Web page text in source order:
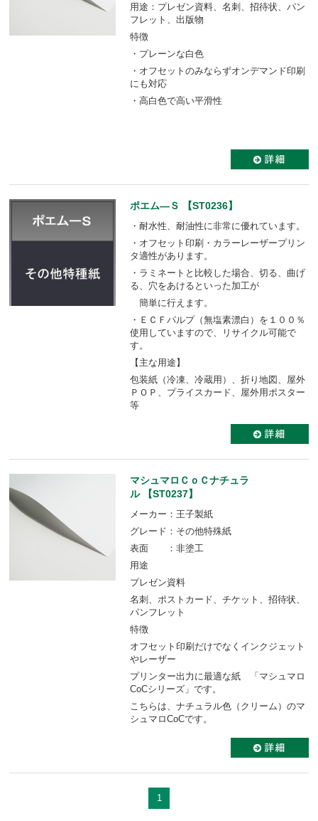
用途：プレゼン資料、名刺、招待状、パン
フレット、出版物
特徴
・プレーンな白色
・オフセットのみならずオンデマンド印刷
にも対応
・高白色で高い平滑性
ポエム―Ｓ 【ST0236】
・耐水性、耐油性に非常に優れています。
・オフセット印刷・カラーレーザープリン
タ適性があります。
・ラミネートと比較した場合、切る、曲げ
る、穴をあけるといった加工が
簡単に行えます。
・ＥＣＦパルプ（無塩素漂白）を１００％
使用していますので、リサイクル可能で
す。
【主な用途】
包装紙（冷凍、冷蔵用）、折り地図、屋外
ＰＯＰ、プライスカード、屋外用ポスター
等
マシュマロＣｏＣナチュラ
ル 【ST0237】
メーカー：王子製紙
グレード：その他特殊紙
表面 ：非塗工
用途
プレゼン資料
名刺、ポストカード、チケット、招待状、
パンフレット
特徴
オフセット印刷だけでなくインクジェット
やレーザー
プリンター出力に最適な紙 「マシュマロ
CoCシリーズ」です。
こちらは、ナチュラル色（クリーム）のマ
シュマロCoCです。
1